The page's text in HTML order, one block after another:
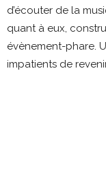
d’écouter de la
quant à eux,
évènement-phare.
impatients de